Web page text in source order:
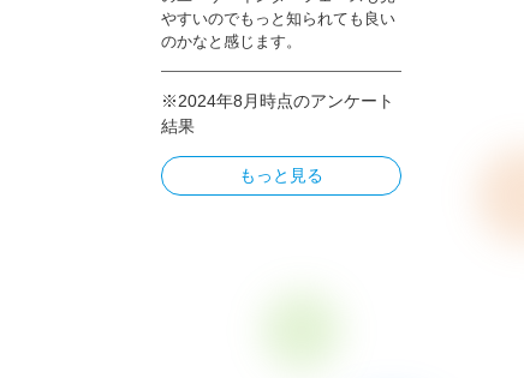
やすいのでもっと知られても良い
のかなと感じます。
※2024年8月時点のアンケート
結果
もっと見る